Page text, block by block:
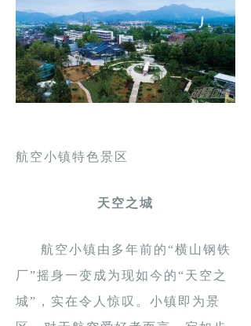
航空小镇特色景区
天空之城
航空小镇由多年前的“横山钢铁
厂”摇身一变成为现如今的“天空之
城”，实在令人惊叹。小镇即为景